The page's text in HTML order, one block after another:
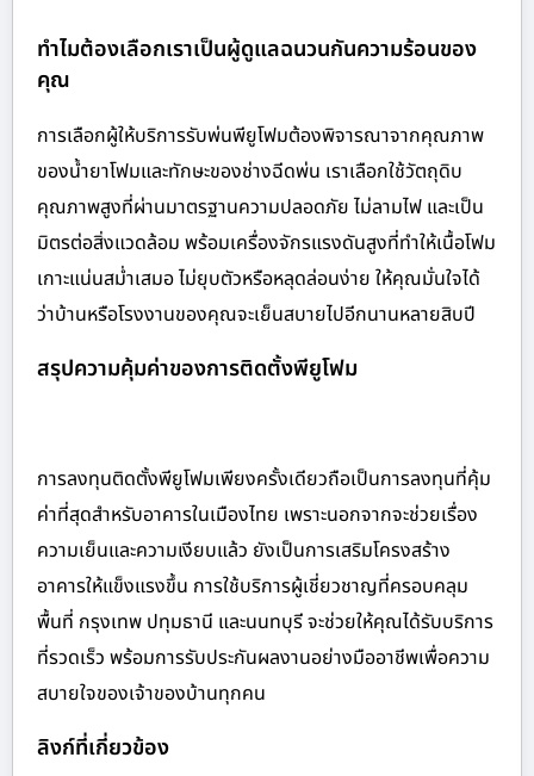
ทำไมต้องเลือกเราเป็นผู้ดูแลฉนวนกันความร้อนของ
คุณ
การเลือกผู้ให้บริการรับพ่นพียูโฟมต้องพิจารณาจากคุณภาพ
ของน้ำยาโฟมและทักษะของช่างฉีดพ่น เราเลือกใช้วัตถุดิบ
คุณภาพสูงที่ผ่านมาตรฐานความปลอดภัย ไม่ลามไฟ และเป็น
มิตรต่อสิ่งแวดล้อม พร้อมเครื่องจักรแรงดันสูงที่ทำให้เนื้อโฟม
เกาะแน่นสม่ำเสมอ ไม่ยุบตัวหรือหลุดล่อนง่าย ให้คุณมั่นใจได้
ว่าบ้านหรือโรงงานของคุณจะเย็นสบายไปอีกนานหลายสิบปี
สรุปความคุ้มค่าของการติดตั้งพียูโฟม
การลงทุนติดตั้งพียูโฟมเพียงครั้งเดียวถือเป็นการลงทุนที่คุ้ม
ค่าที่สุดสำหรับอาคารในเมืองไทย เพราะนอกจากจะช่วยเรื่อง
ความเย็นและความเงียบแล้ว ยังเป็นการเสริมโครงสร้าง
อาคารให้แข็งแรงขึ้น การใช้บริการผู้เชี่ยวชาญที่ครอบคลุม
พื้นที่ กรุงเทพ ปทุมธานี และนนทบุรี จะช่วยให้คุณได้รับบริการ
ที่รวดเร็ว พร้อมการรับประกันผลงานอย่างมืออาชีพเพื่อความ
สบายใจของเจ้าของบ้านทุกคน
ลิงก์ที่เกี่ยวข้อง